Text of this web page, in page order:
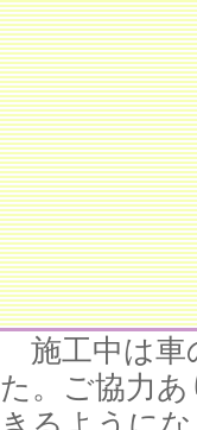
施工中は車
た。ご協力